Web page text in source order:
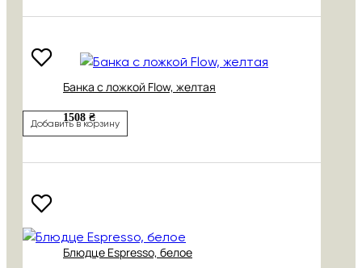
Банка с ложкой Flow, желтая
1508 ₴
Добавить в корзину
Блюдце Espresso, белое